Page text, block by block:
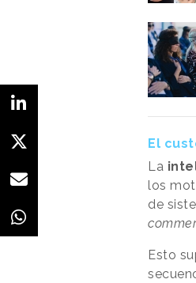
El
La
los
de
Esto